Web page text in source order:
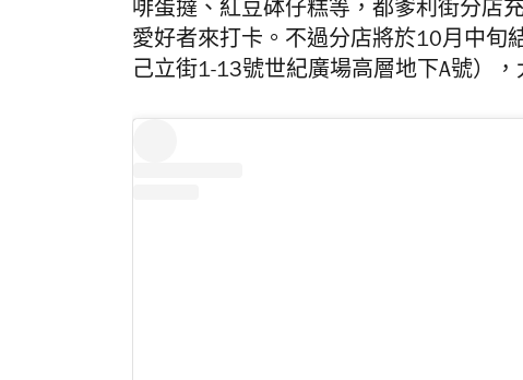
啡蛋撻、紅豆砵仔糕等，都爹利街分店
愛好者來打卡。不過分店將於10月中旬
己立街1-13號世紀廣場高層地下A號）